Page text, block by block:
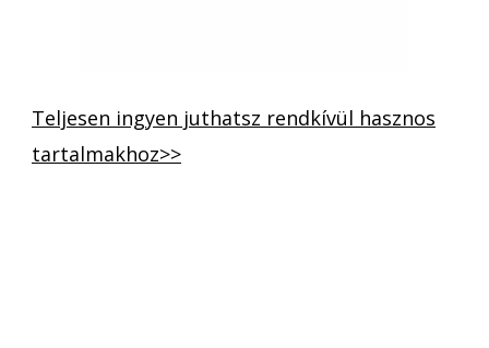
Teljesen ingyen juthatsz rendkívül hasznos
tartalmakhoz>>